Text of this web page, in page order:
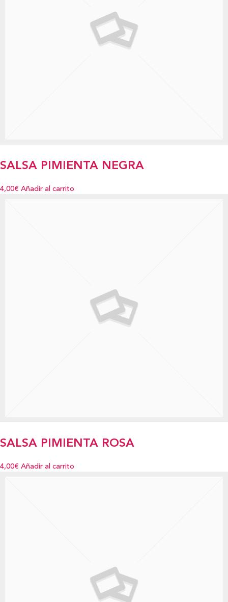
SALSA PIMIENTA NEGRA
4,00€ Añadir al carrito
SALSA PIMIENTA ROSA
4,00€ Añadir al carrito